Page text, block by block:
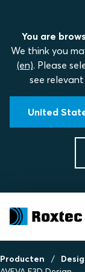
You are
We think you
(en). Please
see
United
Producten